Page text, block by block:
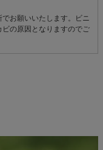
お願いいたします。ビニ
の原因となりますのでご